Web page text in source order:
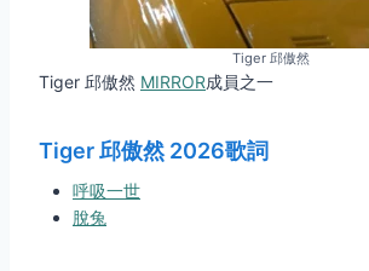
Tiger 邱傲然
Tiger 邱傲然 MIRROR成員之一
Tiger 邱傲然 2026歌詞
呼吸一世
脫兔